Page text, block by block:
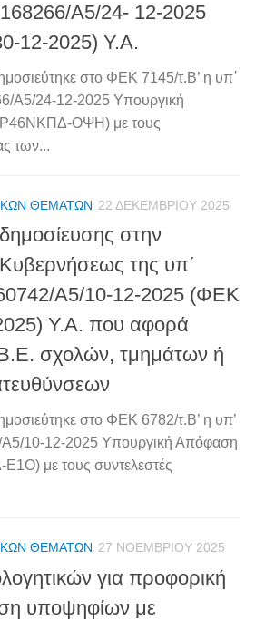
Α5/24- 12-2025
12-2025) Υ.Α.
στο ΦΕΚ 7145/τ.Β’ η υπ΄
Α5/24-12-2025 Υπουργική
ΟΨΗ) με τους
των...
ΘΕΜΆΤΩΝ 22 ΔΕΚΕΜΒΡΊΟΥ 2025
στην
της υπ΄
Α5/10-12-2025 (ΦΕΚ
Υ.Α. που αφορά
σχολών, τμημάτων ή
στο ΦΕΚ 6782/τ.Β’ η υπ’
10-12-2025 Υπουργική Απόφαση
με τους συντελεστές
ΘΕΜΆΤΩΝ 27 ΝΟΕΜΒΡΊΟΥ 2025
για προφορική
υποψηφίων με